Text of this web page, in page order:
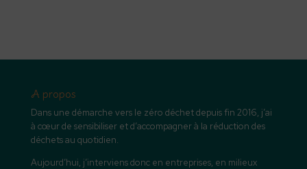
A propos
Dans une démarche vers le zéro déchet depuis fin 2016, j’ai
à cœur de sensibiliser et d’accompagner à la réduction des
déchets au quotidien.
Aujourd’hui, j’interviens donc en entreprises, en milieux